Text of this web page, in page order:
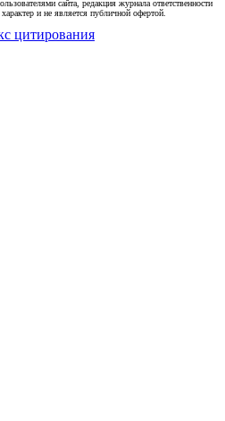
сайта, редакция журнала ответственности
и не является публичной офертой.